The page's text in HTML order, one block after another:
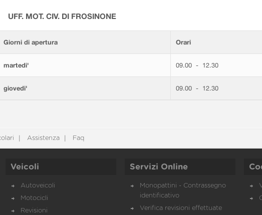
UFF. MOT. CIV. DI FROSINONE
Giorni di apertura Orari
martedi' 09.00 - 12.30
giovedi' 09.00 - 12.30
Assistenza Faq
Veicoli
Autoveicoli
Motocicli
Revisioni
Servizi Online
Monopattini - Contrassegno
identificativo
Verifica revisioni effettuate